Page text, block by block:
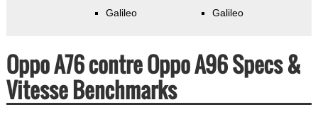
Galileo Galileo
Oppo A76 contre Oppo A96 Specs &
Vitesse Benchmarks